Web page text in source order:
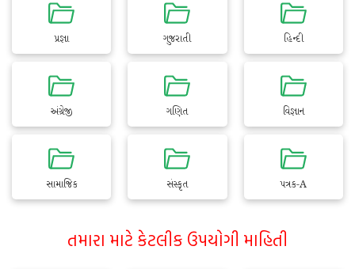
પ્રજ્ઞા ગુજરાતી હિન્દી
અંગ્રેજી ગણિત વિજ્ઞાન
સામાજિક સંસ્કૃત પત્રક-A
તમારા માટે કેટલીક ઉપયોગી માહિતી